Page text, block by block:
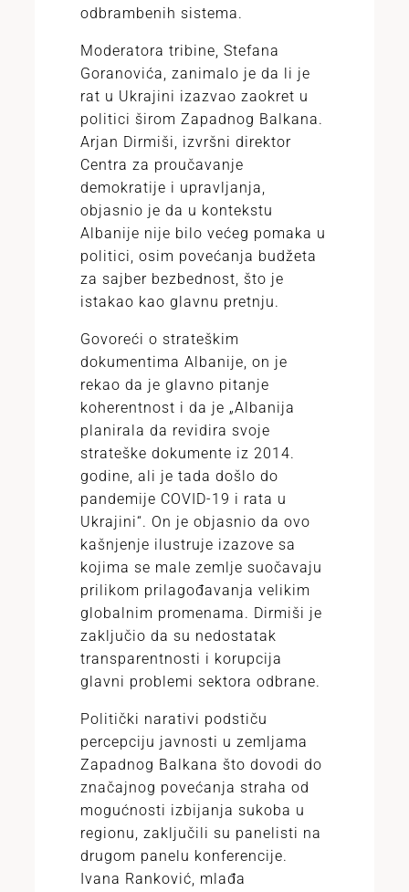
odbrambenih sistema.
Moderatora tribine, Stefana
Goranovića, zanimalo je da li je
rat u Ukrajini izazvao zaokret u
politici širom Zapadnog Balkana.
Arjan Dirmiši, izvršni direktor
Centra za proučavanje
demokratije i upravljanja,
objasnio je da u kontekstu
Albanije nije bilo većeg pomaka u
politici, osim povećanja budžeta
za sajber bezbednost, što je
istakao kao glavnu pretnju.
Govoreći o strateškim
dokumentima Albanije, on je
rekao da je glavno pitanje
koherentnost i da je „Albanija
planirala da revidira svoje
strateške dokumente iz 2014.
godine, ali je tada došlo do
pandemije COVID-19 i rata u
Ukrajini“. On je objasnio da ovo
kašnjenje ilustruje izazove sa
kojima se male zemlje suočavaju
prilikom prilagođavanja velikim
globalnim promenama. Dirmiši je
zaključio da su nedostatak
transparentnosti i korupcija
glavni problemi sektora odbrane.
Politički narativi podstiču
percepciju javnosti u zemljama
Zapadnog Balkana što dovodi do
značajnog povećanja straha od
mogućnosti izbijanja sukoba u
regionu, zaključili su panelisti na
drugom panelu konferencije.
Ivana Ranković, mlađa